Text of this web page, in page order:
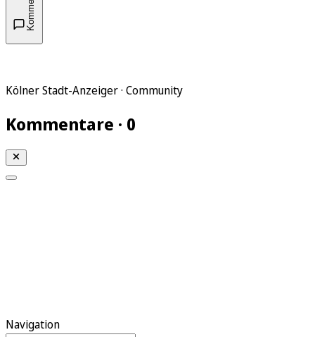
Kölner Stadt-Anzeiger · Community
Kommentare · 0
Navigation